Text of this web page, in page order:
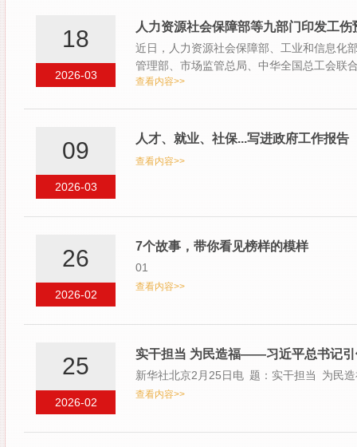
2026-03
18 人力资源社会保障部等九部门印发工
近日，人力资源社会保障部、工业和信息化
管理部、市场监管总局、中华全国总工会联
动…
查看内容>>
2026-03
09 人才、就业、社保...写进政府工作报告
查看内容>>
2026-02
26 7个故事，带你看见榜样的模样
01
查看内容>>
2026-02
25 实干担当 为民造福——习近平总书记引
新华社北京2月25日电 题：实干担当 为民
查看内容>>